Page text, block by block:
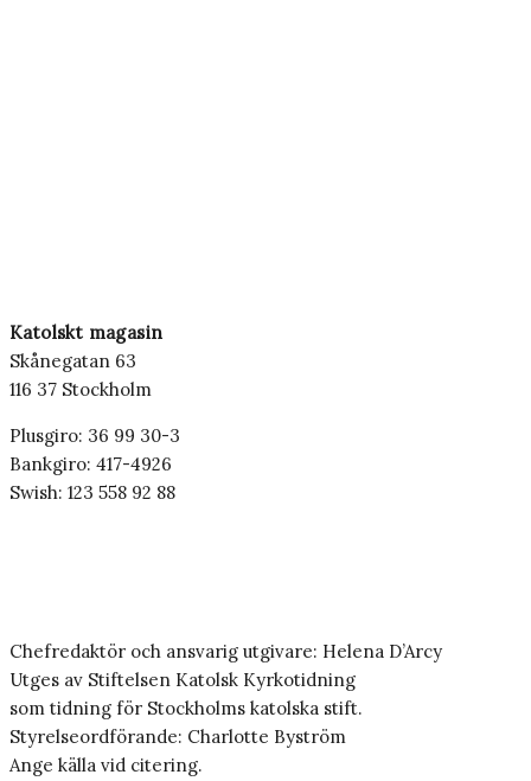
Katolskt magasin
Skånegatan 63
116 37 Stockholm
Plusgiro: 36 99 30-3
Bankgiro: 417-4926
Swish: 123 558 92 88
Chefredaktör och ansvarig utgivare: Helena D’Arcy
Utges av Stiftelsen Katolsk Kyrkotidning
som tidning för Stockholms katolska stift.
Styrelseordförande: Charlotte Byström
Ange källa vid citering.